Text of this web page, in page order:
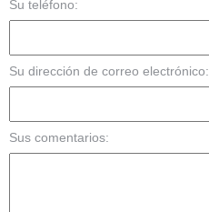
Su teléfono:
Su dirección de correo electrónico:
Sus comentarios: